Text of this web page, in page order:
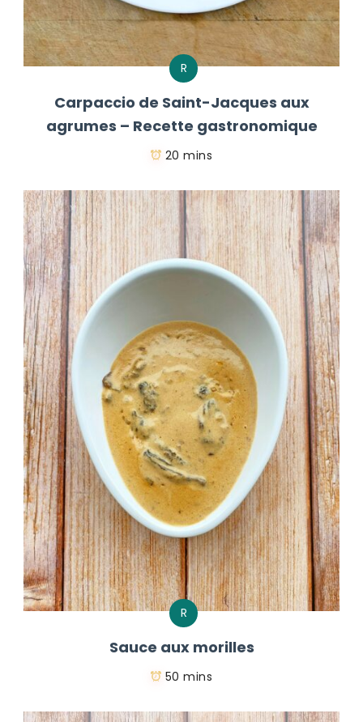
R
Carpaccio de Saint-Jacques aux
agrumes – Recette gastronomique
20 mins
R
Sauce aux morilles
50 mins